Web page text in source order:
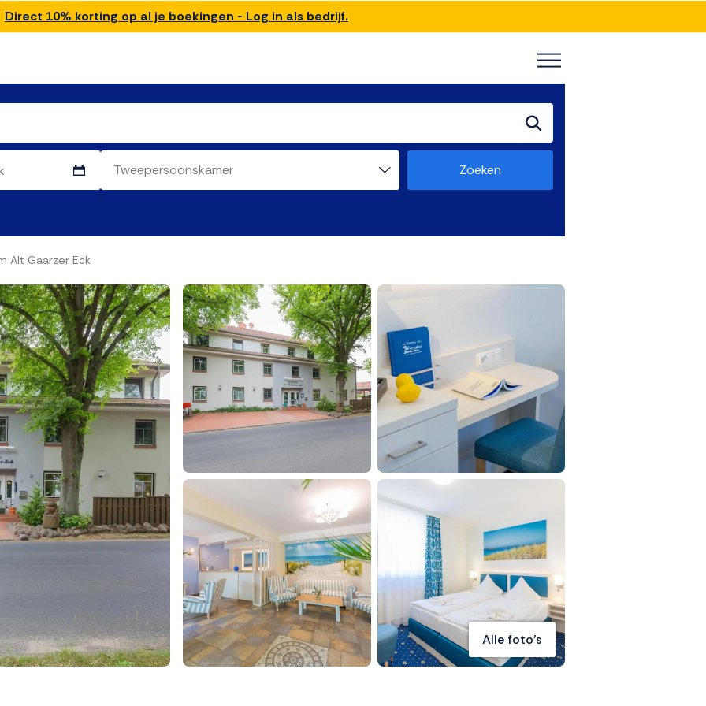
Direct 10% korting op al je boekingen - Log in als bedrijf.
Zoeken
Alt Gaarzer Eck
Alle foto's